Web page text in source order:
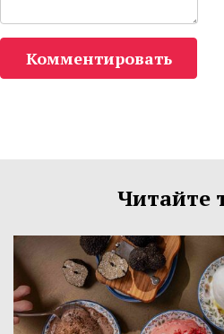
Комментировать
Читайте